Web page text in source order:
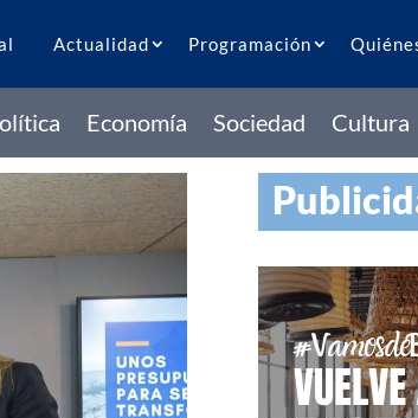
Actualidad Programación
Economía Sociedad Cultura